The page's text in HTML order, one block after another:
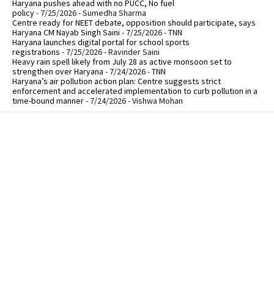
Haryana pushes ahead with no PUCC, No fuel
policy- 7/25/2026- Sumedha Sharma
Centre ready for NEET debate, opposition should participate, says
Haryana CM Nayab Singh Saini - 7/25/2026- TNN
Haryana launches digital portal for school sports
registrations - 7/25/2026- Ravinder Saini
Heavy rain spell likely from July 28 as active monsoon set to
strengthen over Haryana - 7/24/2026- TNN
Haryana’s air pollution action plan: Centre suggests strict
enforcement and accelerated implementation to curb pollution in a
time-bound manner- 7/24/2026- Vishwa Mohan